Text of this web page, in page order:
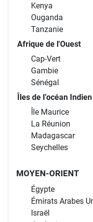
Kenya
Ouganda
Tanzanie
Afrique de l'Ouest
Cap-Vert
Gambie
Sénégal
Îles de l’océan Indien
Île Maurice
La Réunion
Madagascar
Seychelles
MOYEN-ORIENT
Égypte
Émirats Arabes
Israël